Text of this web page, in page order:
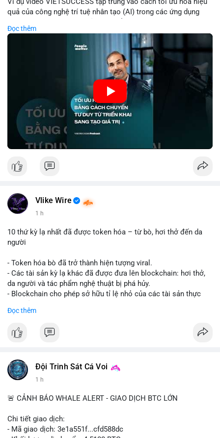
quả của công nghệ trí tuệ nhân tạo (AI) trong các ứng dụng
đoán xu hướng thị trường, và tự động hóa quy trình trong lĩnh
vực tài chính và crypto. Bài đăng nhấn mạnh vai trò của AI
trong việc giảm thiểu sai lầm, tăng tốc độ xử lý, và hỗ trợ quyết
định dựa trên dữ liệu. Điều này đặc biệt quan trọng trong thời
kỳ phát triển nhanh chóng của ngành crypto, nơi tính chính xác
và tốc độ là yếu tố quyết định.
🎥 Xem video trực tiếp tại:
Nguồn: VIETSUCCESS
Đọc thêm
Vlike Wire
1 h
10 thứ kỳ lạ nhất đã được token hóa – từ bò, hơi thở đến da
người
- Token hóa bò đã trở thành hiện tượng viral.
- Các tài sản kỳ lạ khác đã được đưa lên blockchain: hơi thở,
da người và tác phẩm nghệ thuật bị phá hủy.
- Blockchain cho phép sở hữu tỉ lệ nhỏ của các tài sản thực
- Câu hỏi về pháp lý, đạo đức và bảo mật đang được đặt ra.
bất thường.
$btc $eth
#vlikevn #titanbot
📰 Nguồn: Cointelegraph
Đọc thêm
Đội Trinh Sát Cá Voi
1 h
🚨 CẢNH BÁO WHALE ALERT - GIAO DỊCH BTC LỚN
Chi tiết giao dịch:
- Mã giao dịch: 3e1a551f...cfd588dc